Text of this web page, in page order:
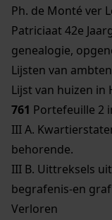
Ph. de Monté ver
Patriciaat 42e
genealogie,
Lijsten van
Lijst van huizen
761 Portefeuille 2
III A.
behorende.
III B. Uittreksels
begrafenis-en
Verloren